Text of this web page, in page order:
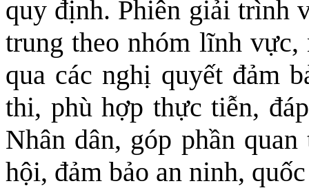
quy định. Phiên giải trình
trung theo nhóm lĩnh vực,
qua các nghị quyết đảm
thi, phù hợp thực tiễn,
Nhân dân, góp phần
hội, đảm bảo an ninh,